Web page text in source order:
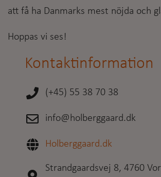
att få ha Danmarks mest nöjda och
Hoppas vi ses!
Kontaktinformation
(+45) 55 38 70 38
info@holberggaard.dk
Holberggaard.dk
Strandgaardsvej 8, 4760